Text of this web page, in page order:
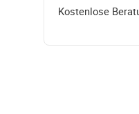
Kostenlose